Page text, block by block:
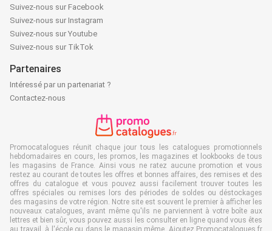
Suivez-nous sur Facebook
Suivez-nous sur Instagram
Suivez-nous sur Youtube
Suivez-nous sur TikTok
Partenaires
Intéressé par un partenariat ?
Contactez-nous
Promocatalogues réunit chaque jour tous les catalogues promotionnels
hebdomadaires en cours, les promos, les magazines et lookbooks de tous
les magasins de France. Ainsi vous ne ratez aucune promotion et vous
restez au courant de toutes les offres et bonnes affaires, des remises et des
offres du catalogue et vous pouvez aussi facilement trouver toutes les
offres spéciales ou remises lors des périodes de soldes ou déstockages
des magasins de votre région. Notre site est souvent le premier à afficher les
nouveaux catalogues, avant même qu'ils ne parviennent à votre boîte aux
lettres et bien sûr, vous pouvez aussi les consulter en ligne quand vous êtes